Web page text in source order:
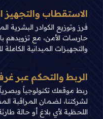
الاستقطاب والتجهيز
فرز وتوزيع الكوادر
حارسات الأمن، مع تزويدهم
والتجهيزات الميدانية الكاملة
الربط والتحكم عبر غرفة
ربط موقعك تكنولوجياً وبصرياً
لشركتنا، لضمان المراقبة
اللحظية لأي بلاغ أو حالة